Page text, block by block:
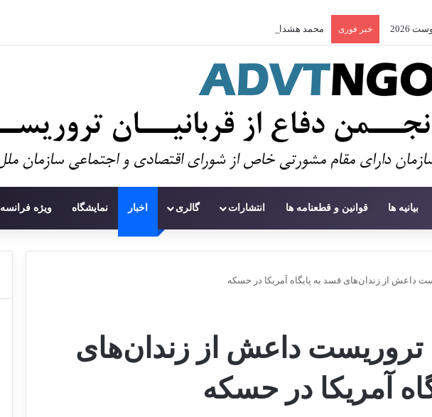
خبر فوری محمد هشدار داد: «سودان در حال از دست دادن نسل دیگری» به دلیل جنگ است
بیانیه ها قوانین و قطعنامه ها انتشارات گالری اخبار نمایشگاه ویژه فرانسه
داعش از زندان‌های قسد به پایگاه آمریکا در حسکه
تروریست داعش از زندان‌های
آمریکا در حسکه